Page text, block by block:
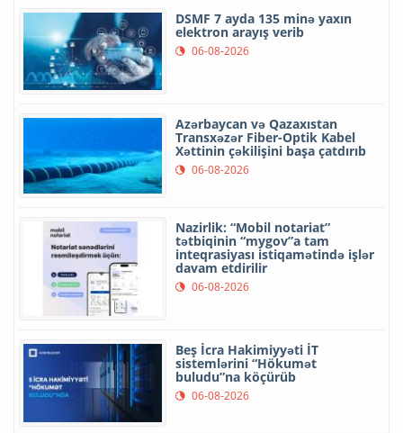
DSMF 7 ayda 135 minə yaxın
elektron arayış verib
06-08-2026
Azərbaycan və Qazaxıstan
Transxəzər Fiber-Optik Kabel
Xəttinin çəkilişini başa çatdırıb
06-08-2026
Nazirlik: “Mobil notariat”
tətbiqinin “mygov”a tam
inteqrasiyası istiqamətində işlər
davam etdirilir
06-08-2026
Beş İcra Hakimiyyəti İT
sistemlərini “Hökumət
buludu”na köçürüb
06-08-2026